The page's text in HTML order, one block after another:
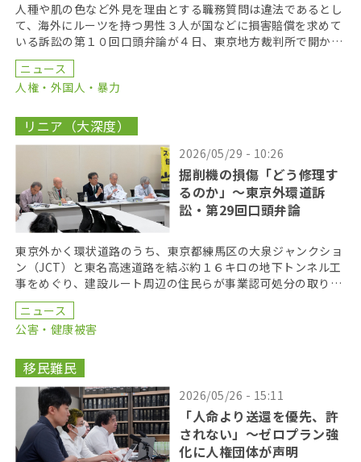
人種や肌の色など外見を理由とする職務質問は違法であるとし
て、海外にルーツを持つ男性３人が国などに損害賠償を求めて
いる訴訟の第１０回口頭弁論が４日、東京地方裁判所で開かれ
た。原告側は法廷で、元警察官による警察内部の実態を語 […]
ニュース
人権・外国人・暴力
リニア（大深度）
2026/05/29 - 10:26
掘削機の損傷「どう修理す
るのか」〜東京外環道訴
訟・第29回口頭弁論
東京外かく環状道路のうち、東京都練馬区の大泉ジャンクショ
ン（JCT）と東名高速道路を結ぶ約１６キロの地下トンネル工
事をめぐり、建設ルート周辺の住民らが事業認可処分の取り消
しを求めている裁判の第２９回口頭弁論が２６日、東京 […]
ニュース
公害・健康被害
移民難民
2026/05/26 - 15:11
「人命より送還を優先、許
されない」〜ゼロプラン強
化に人権団体が声明